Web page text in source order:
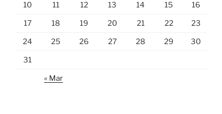
10 11 12 13 14 15 16
17 18 19 20 21 22 23
24 25 26 27 28 29 30
31
« Mar